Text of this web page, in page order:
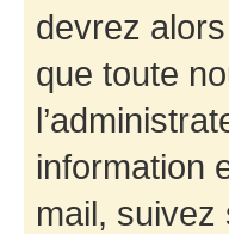
devrez
que toute
information
mail, suivez